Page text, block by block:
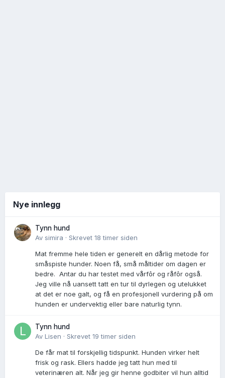
Nye innlegg
Tynn hund
Av simira · Skrevet 18 timer siden
Mat fremme hele tiden er generelt en dårlig metode for
småspiste hunder. Noen få, små måltider om dagen er
bedre. Antar du har testet med vårfôr og råfôr også.
Jeg ville nå uansett tatt en tur til dyrlegen og utelukket
at det er noe galt, og få en profesjonell vurdering på om
hunden er undervektig eller bare naturlig tynn.
Tynn hund
Av Lisen · Skrevet 19 timer siden
De får mat til forskjellig tidspunkt. Hunden virker helt
frisk og rask. Ellers hadde jeg tatt hun med til
veterinæren alt. Når jeg gir henne godbiter vil hun alltid